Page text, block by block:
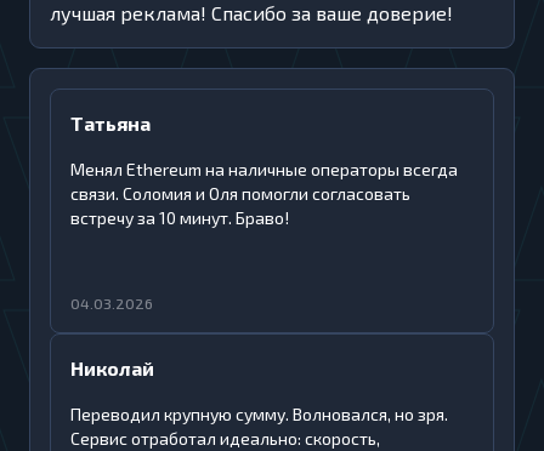
лучшая реклама! Спасибо за ваше доверие!
Татьяна
Менял Ethereum на наличные операторы всегда
связи. Соломия и Оля помогли согласовать
встречу за 10 минут. Браво!
04.03.2026
Николай
Переводил крупную сумму. Волновался, но зря.
Сервис отработал идеально: скорость,